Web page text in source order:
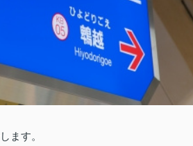
ます。